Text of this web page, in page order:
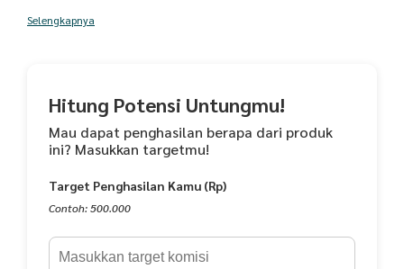
M : 55 68 cm L : 59 75 cm EL : 61 89 cm QL : 67 96 cm Saran pencucian
Selengkapnya
Hitung Potensi Untungmu!
Mau dapat penghasilan berapa dari produk
ini? Masukkan targetmu!
Target Penghasilan Kamu (Rp)
Contoh: 500.000